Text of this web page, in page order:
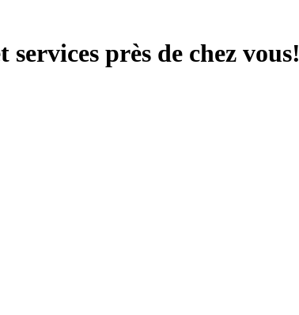
près de chez vous!